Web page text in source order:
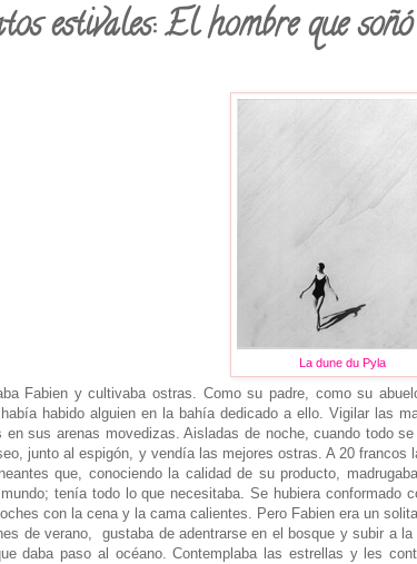
estivales: El hombre que
La dune du Pyla
Fabien y cultivaba ostras. Como su padre, como su
habido alguien en la bahía dedicado a ello. Vigilar las
en sus arenas movedizas. Aisladas de noche, cuando todo
junto al espigón, y vendía las mejores ostras. A 20 francos
que, conociendo la calidad de su producto,
tenía todo lo que necesitaba. Se hubiera conformado
con la cena y la cama calientes. Pero Fabien era un
de verano,
gustaba de adentrarse en el bosque y subir a
daba paso al océano. Contemplaba las estrellas y les